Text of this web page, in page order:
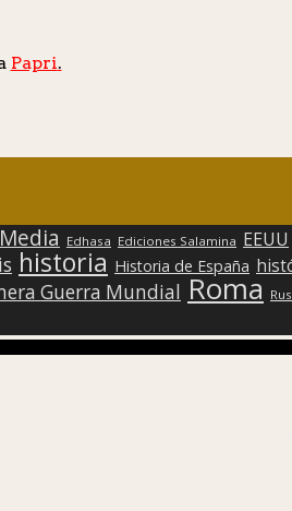
Papri.
Edhasa Ediciones Salamina EEUU
historia Historia de España
Guerra Mundial Roma